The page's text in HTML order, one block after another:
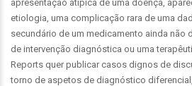
apresentação atípica de uma doença,
etiologia, uma complicação rara de uma
secundário de um medicamento ainda não
de intervenção diagnóstica ou uma
Reports quer publicar casos dignos de
torno de aspetos de diagnóstico